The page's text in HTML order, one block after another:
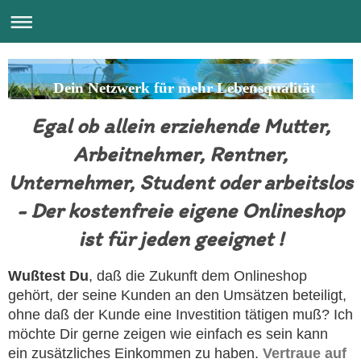
Dein Netzwerk für mehr Lebensqualität
Egal ob allein erziehende Mutter,
Arbeitnehmer, Rentner,
Unternehmer, Student oder arbeitslos
- Der kostenfreie eigene Onlineshop
ist für jeden geeignet !
Wußtest Du, daß die Zukunft dem Onlineshop
gehört, der seine Kunden an den Umsätzen beteiligt,
ohne daß der Kunde eine Investition tätigen muß? Ich
möchte Dir gerne zeigen wie einfach es sein kann
ein zusätzliches Einkommen zu haben. Vertraue auf